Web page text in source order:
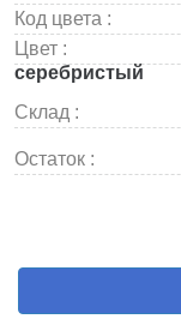
Код цвета :
Цвет :
серебристый
Склад :
Остаток :